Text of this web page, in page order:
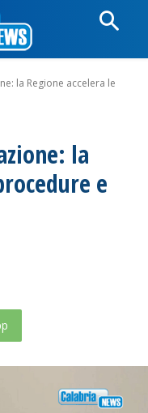
la Regione accelera le
la
e